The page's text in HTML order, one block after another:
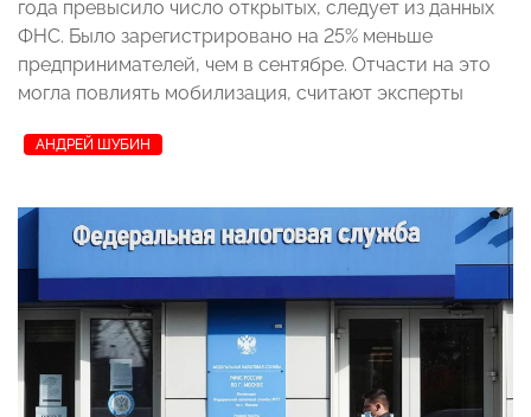
года превысило число открытых, следует из данных
ФНС. Было зарегистрировано на 25% меньше
предпринимателей, чем в сентябре. Отчасти на это
могла повлиять мобилизация, считают эксперты
АНДРЕЙ ШУБИН